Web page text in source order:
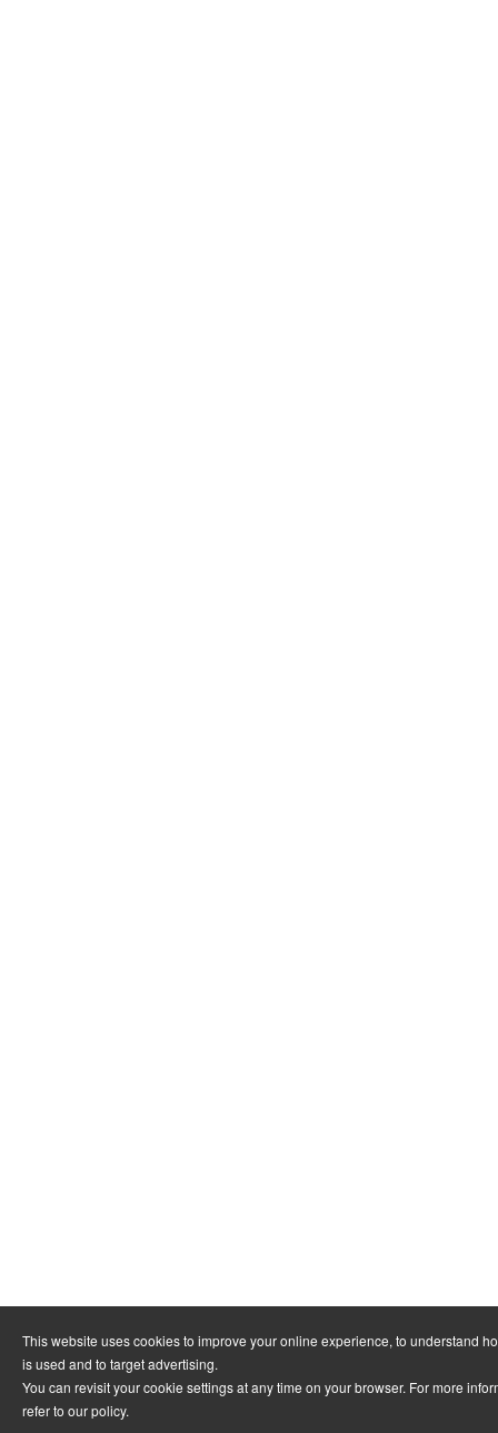
This website uses cookies to improve your online experience, to understand
is used and to target advertising.
You can revisit your cookie settings at any time on your browser. For more
refer to our policy.